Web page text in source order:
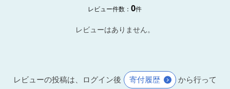
レビュー件数：0件
レビューはありません。
レビューの投稿は、ログイン後 寄付履歴
から行って